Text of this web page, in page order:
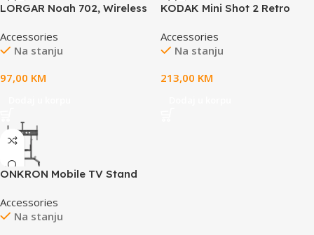
LORGAR Noah 702, Wireless
Accessories
Na stanju
97,00 KM
KODAK Mini Shot 2 Retro
Camera and Photo Printer
Accessories
Na stanju
213,00 KM
ONKRON Mobile TV Stand
Inch Screens up to 120 kg,
black
Accessories
Na stanju